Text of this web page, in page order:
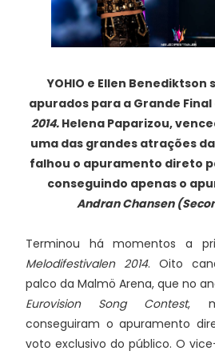
YOHIO e Ellen
apurados para a Grande Final
2014. Helena Paparizou,
uma das grandes atrações
falhou o apuramento direto
conseguindo apenas o
Andran Chansen
Terminou há momentos a
Melodifestivalen 2014. Oito
palco da Malmö Arena, que no
Eurovision Song Contest,
conseguiram o apuramento
voto exclusivo do público. O